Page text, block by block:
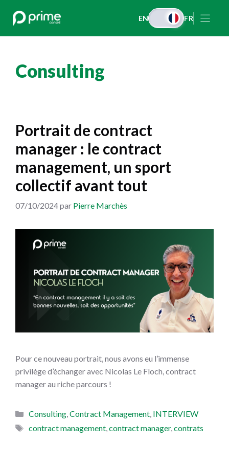
EN FR
Consulting
Portrait de contract
manager : le contract
management, un sport
collectif avant tout
07/10/2024par Pierre Marchès
Pour ce nouveau portrait, nous avons eu l’immense
privilège d’échanger avec Nicolas Le Floch, contract
manager au riche parcours !
Catégories
Consulting,Contract Management, INTERVIEW
Étiquettes
contract management,contract manager,contrats